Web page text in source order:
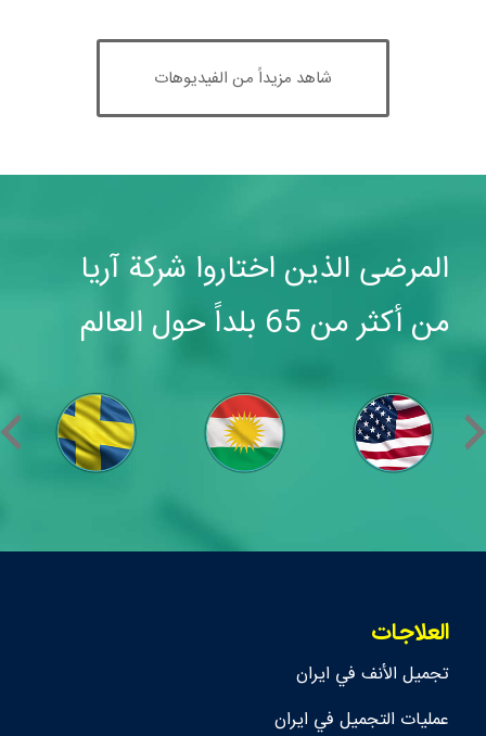
شاهد مزيداً من الفيديوهات
المرضى الذين اختاروا شركة آريا
من أكثر من 65 بلداً حول العالم
العلاجات
تجمیل الأنف في ايران
عمليات التجميل في ايران